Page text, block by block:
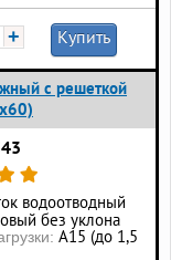
+ Купить
с решеткой
водоотводный
без уклона
А15 (до 1,5